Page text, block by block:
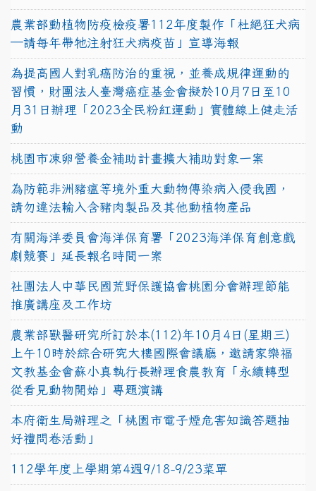
農業部動植物防疫檢疫署112年度製作「杜絕狂犬病
—請每年帶牠注射狂犬病疫苗」宣導海報
為提高國人對乳癌防治的重視，並養成規律運動的
習慣，財團法人臺灣癌症基金會擬於10月7日至10
月31日辦理「2023全民粉紅運動」實體線上健走活
動
桃園市凍卵營養金補助計畫擴大補助對象一案
為防範非洲豬瘟等境外重大動物傳染病入侵我國，
請勿違法輸入含豬肉製品及其他動植物產品
有關海洋委員會海洋保育署「2023海洋保育創意戲
劇競賽」延長報名時間一案
社團法人中華民國荒野保護協會桃園分會辦理節能
推廣講座及工作坊
農業部獸醫研究所訂於本(112)年10月4日(星期三)
上午10時於綜合研究大樓國際會議廳，邀請家樂福
文教基金會蘇小真執行長辦理食農教育「永續轉型
從看見動物開始」專題演講
本府衛生局辦理之「桃園市電子煙危害知識答題抽
好禮問卷活動」
112學年度上學期第4週9/18-9/23菜單